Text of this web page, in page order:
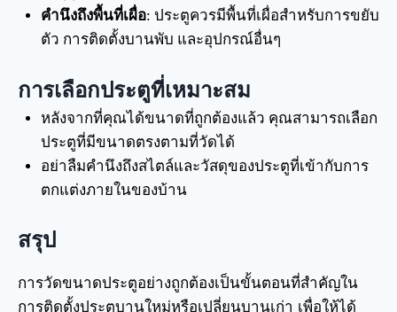
คำนึงถึงพื้นที่เผื่อ: ประตูควรมีพื้นที่เผื่อสำหรับการขยับ
ตัว การติดตั้งบานพับ และอุปกรณ์อื่นๆ
การเลือกประตูที่เหมาะสม
หลังจากที่คุณได้ขนาดที่ถูกต้องแล้ว คุณสามารถเลือก
ประตูที่มีขนาดตรงตามที่วัดได้
อย่าลืมคำนึงถึงสไตล์และวัสดุของประตูที่เข้ากับการ
ตกแต่งภายในของบ้าน
สรุป
การวัดขนาดประตูอย่างถูกต้องเป็นขั้นตอนที่สำคัญใน
การติดตั้งประตูบานใหม่หรือเปลี่ยนบานเก่า เพื่อให้ได้